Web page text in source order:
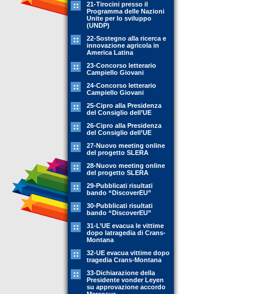
21-Tirocini presso il
Programma delle Nazioni
Unite per lo sviluppo
(UNDP)
22-Sostegno alla ricerca e
innovazione agricola in
America Latina
23-Concorso letterario
Campiello Giovani
24-Concorso letterario
Campiello Giovani
25-Cipro alla Presidenza
del Consiglio dell’UE
26-Cipro alla Presidenza
del Consiglio dell’UE
27-Nuovo meeting online
del progetto SLERA
28-Nuovo meeting online
del progetto SLERA
29-Pubblicati risultati
bando “DiscoverEU”
30-Pubblicati risultati
bando “DiscoverEU”
31-L’UE evacua le vittime
dopo latragedia di Crans-
Montana
32-UE evacua vittime dopo
tragedia Crans-Montana
33-Dichiarazione della
Presidente vonder Leyen
su approvazione accordo